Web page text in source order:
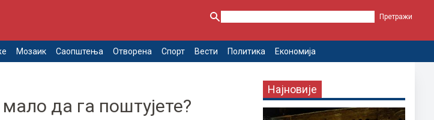
Мозаик Саопштења Отворена Спорт Вести Политика Економија
да га поштујете?
Најновије